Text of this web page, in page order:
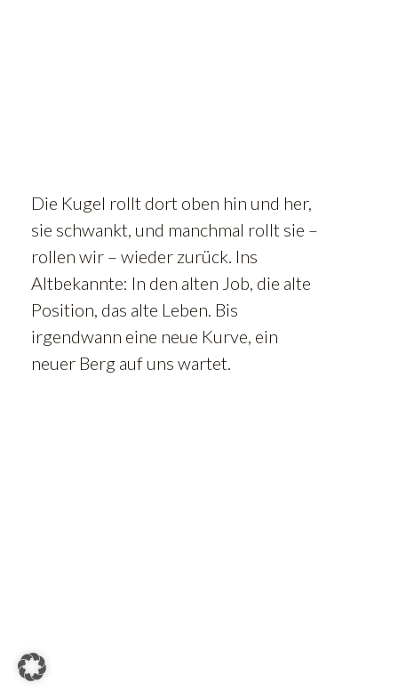
Die Kugel rollt dort oben hin und her,
sie schwankt, und manchmal rollt sie –
rollen wir – wieder zurück. Ins
Altbekannte: In den alten Job, die alte
Position, das alte Leben. Bis
irgendwann eine neue Kurve, ein
neuer Berg auf uns wartet.